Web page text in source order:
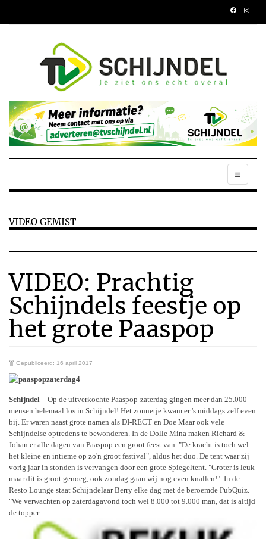
VIDEO GEMIST
VIDEO: Prachtig
Schijndels feestje op
het grote Paaspop
Gepubliceerd: 16 april 2017
Schijndel - Op de uitverkochte Paaspop-zaterdag gingen meer dan 25.000
mensen helemaal los in Schijndel! Het zonnetje kwam er 's middags zelf even
bij. Er waren naast grote namen als DI-RECT en Doe Maar ook vele
Schijndelse optredens te bewonderen. In de Dolle Mina maken Richard &
Johan er alle dagen van Paaspop een groot feest van. "De kracht is toch wel
het kleine en intieme op zo'n groot festival", aldus het duo. De tent waar zij
vorig jaar in stonden is vervangen door een grote Spiegeltent. "Groter is leuk
maar dit is groot genoeg, ook zondag gaan wij nog even knallen!". In de
Resto Lounge staat Schijndelaar Berry elke dag met de beroemde PubQuiz.
"We verwachten op zaterdagavond toch wel 8.000 tot 9.000 man, dat is altijd
de topper.